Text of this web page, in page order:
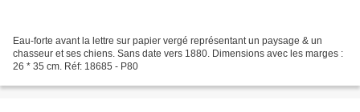
Eau-forte avant la lettre sur papier vergé représentant un paysage & un
chasseur et ses chiens. Sans date vers 1880. Dimensions avec les marges :
26 * 35 cm. Réf: 18685 - P80